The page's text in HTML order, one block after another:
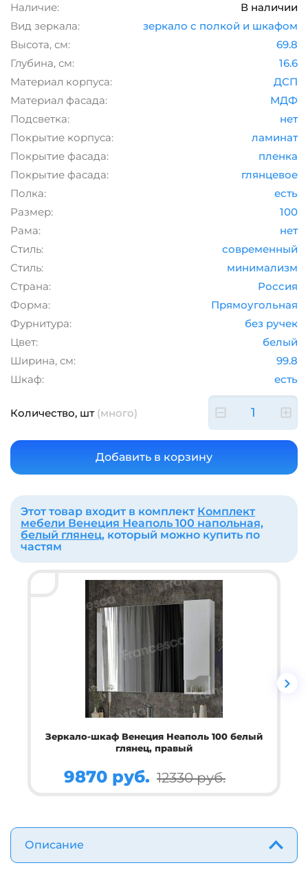
Наличие:
В наличии
Вид зеркала:
зеркало с полкой и шкафом
Высота, см:
69.8
Глубина, см:
16.6
Материал корпуса:
ДСП
Материал фасада:
МДФ
Подсветка:
нет
Покрытие корпуса:
ламинат
Покрытие фасада:
пленка
Покрытие фасада:
глянцевое
Полка:
есть
Размер:
100
Рама:
нет
Стиль:
современный
Стиль:
минимализм
Страна:
Россия
Форма:
Прямоугольная
Фурнитура:
без ручек
Цвет:
белый
Ширина, см:
99.8
Шкаф:
есть
Количество, шт (много)
Этот товар входит в комплект Комплект
мебели Венеция Неаполь 100 напольная,
белый глянец, который можно купить по
частям
Зеркало-шкаф Венеция Неаполь 100 белый
глянец, правый
9870 руб. 12330 руб.
Описание